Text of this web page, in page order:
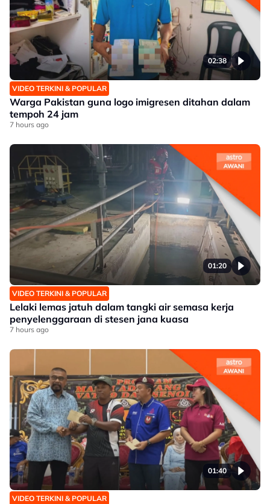
02:38
VIDEO TERKINI & POPULAR
Warga Pakistan guna logo imigresen ditahan dalam
tempoh 24 jam
7 hours ago
01:20
VIDEO TERKINI & POPULAR
Lelaki lemas jatuh dalam tangki air semasa kerja
penyelenggaraan di stesen jana kuasa
7 hours ago
01:40
VIDEO TERKINI & POPULAR